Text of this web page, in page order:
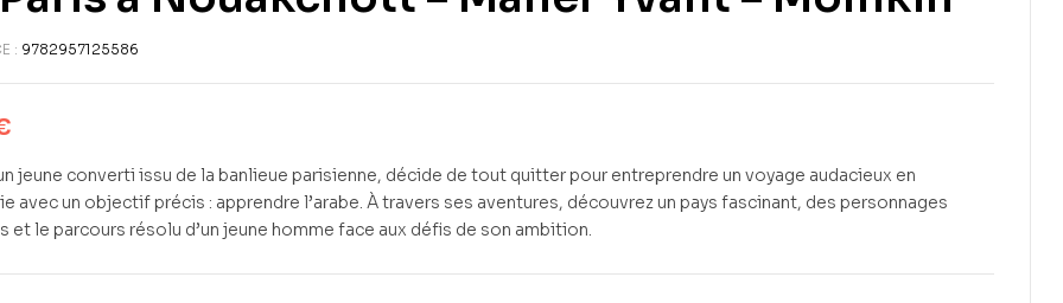
: 9782957125586
jeune converti issu de la banlieue parisienne, décide de tout quitter pour entreprendre un voyage audacieux en
avec un objectif précis : apprendre l’arabe. À travers ses aventures, découvrez un pays fascinant, des personnages
et le parcours résolu d’un jeune homme face aux défis de son ambition.